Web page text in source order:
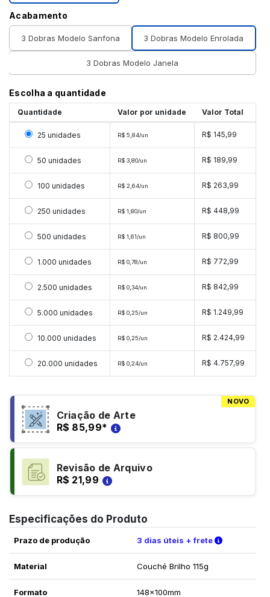
Acabamento
3 Dobras Modelo Sanfona 3 Dobras Modelo Enrolada
3 Dobras Modelo Janela
Escolha a quantidade
Quantidade Valor por unidade Valor Total
Selecionar 25 unidades
25 unidades R$ 5,84/un R$ 145,99
Selecionar 50 unidades
50 unidades R$ 3,80/un R$ 189,99
Selecionar 100 unidades
100 unidades R$ 2,64/un R$ 263,99
Selecionar 250 unidades
250 unidades R$ 1,80/un R$ 448,99
Selecionar 500 unidades
500 unidades R$ 1,61/un R$ 800,99
Selecionar 1000 unidades
1.000 unidades R$ 0,78/un R$ 772,99
Selecionar 2500 unidades
2.500 unidades R$ 0,34/un R$ 842,99
Selecionar 5000 unidades
5.000 unidades R$ 0,25/un R$ 1.249,99
Selecionar 10000 unidades
10.000 unidades R$ 0,25/un R$ 2.424,99
Selecionar 20000 unidades
20.000 unidades R$ 0,24/un R$ 4.757,99
NOVO
Criação de Arte
R$ 85,99*
Revisão de Arquivo
R$ 21,99
Especificações do Produto
Prazo de produção 3 dias úteis + frete Verifique
Material Couché Brilho 115g
Formato 148x100mm